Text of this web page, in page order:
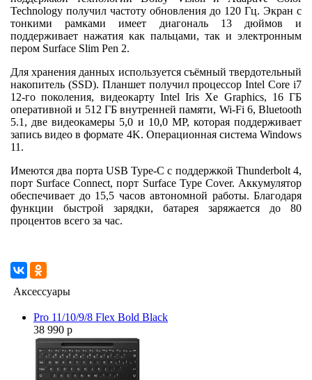
Technology получил частоту обновления до 120 Гц. Экран с
тонкими рамками имеет диагональ 13 дюймов и
поддерживает нажатия как пальцами, так и электронным
пером Surface Slim Pen 2.
Для хранения данных используется съёмный твердотельный
накопитель (SSD). Планшет получил процессор Intel Core i7
12-го поколения, видеокарту Intel Iris Xe Graphics, 16 ГБ
оперативной и 512 ГБ внутренней памяти, Wi-Fi 6, Bluetooth
5.1, две видеокамеры 5,0 и 10,0 MP, которая поддерживает
запись видео в формате 4K. Операционная система Windows
11.
Имеются два порта USB Type-C с поддержкой Thunderbolt 4,
порт Surface Connect, порт Surface Type Cover. Аккумулятор
обеспечивает до 15,5 часов автономной работы. Благодаря
функции быстрой зарядки, батарея заряжается до 80
процентов всего за час.
Аксессуары
Pro 11/10/9/8 Flex Bold Black
38 990 р